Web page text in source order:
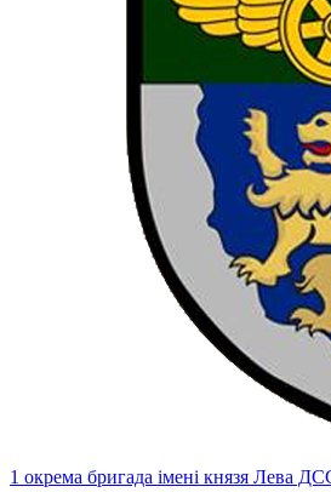
1 окрема бригада імені князя Лева